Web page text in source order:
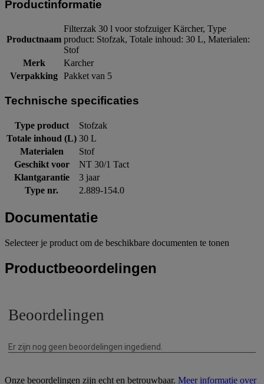
Productinformatie
Productnaam
Filterzak 30 l voor stofzuiger Kärcher, Type
product: Stofzak, Totale inhoud: 30 L, Materialen:
Stof
Merk
Karcher
Verpakking Pakket van 5
Technische specificaties
Type product
Stofzak
Totale inhoud (L) 30 L
Materialen
Stof
Geschikt voor
NT 30/1 Tact
Klantgarantie
3 jaar
Type nr.
2.889-154.0
Documentatie
Selecteer je product om de beschikbare documenten te tonen
Productbeoordelingen
Onze beoordelingen zijn echt en betrouwbaar. Meer informatie over